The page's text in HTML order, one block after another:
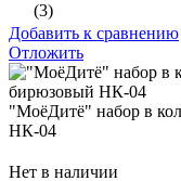
(3)
Добавить к сравнению
Отложить
"МоёДитё" набор в
НК-04
Нет в наличии